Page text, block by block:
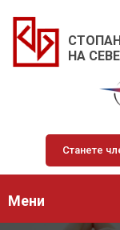
НА
Станете
Мени